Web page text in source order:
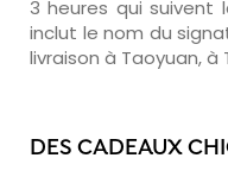
3 heures qui suivent
inclut le nom du
livraison à Taoyuan, à
DES CADEAUX